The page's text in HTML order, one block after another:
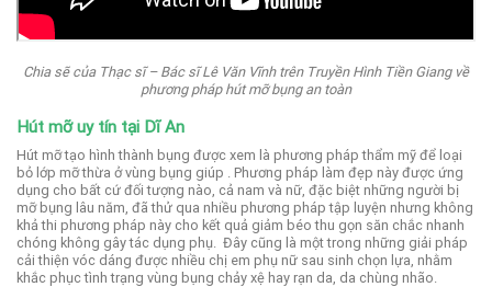
Chia sẽ của Thạc sĩ – Bác sĩ Lê Văn Vĩnh trên Truyền Hình Tiền Giang về
phương pháp hút mỡ bụng an toàn
Hút mỡ uy tín tại Dĩ An
Hút mỡ tạo hình thành bụng được xem là phương pháp thẩm mỹ để loại
bỏ lớp mỡ thừa ở vùng bụng giúp . Phương pháp làm đẹp này được ứng
dụng cho bất cứ đối tượng nào, cả nam và nữ, đặc biệt những người bị
mỡ bụng lâu năm, đã thử qua nhiều phương pháp tập luyện nhưng không
khả thi phương pháp này cho kết quả giảm béo thu gọn săn chắc nhanh
chóng không gây tác dụng phụ. Đây cũng là một trong những giải pháp
cải thiện vóc dáng được nhiều chị em phụ nữ sau sinh chọn lựa, nhằm
khắc phục tình trạng vùng bụng chảy xệ hay rạn da, da chùng nhão.